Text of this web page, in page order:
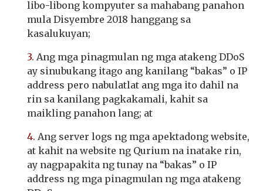
libo-libong kompyuter sa mahabang panahon
mula Disyembre 2018 hanggang sa
kasalukuyan;
3. Ang mga pinagmulan ng mga atakeng DDoS
ay sinubukang itago ang kanilang “bakas” o IP
address pero nabulatlat ang mga ito dahil na
rin sa kanilang pagkakamali, kahit sa
maikling panahon lang; at
4. Ang server logs ng mga apektadong website,
at kahit na website ng Qurium na inatake rin,
ay nagpapakita ng tunay na “bakas” o IP
address ng mga pinagmulan ng mga atakeng